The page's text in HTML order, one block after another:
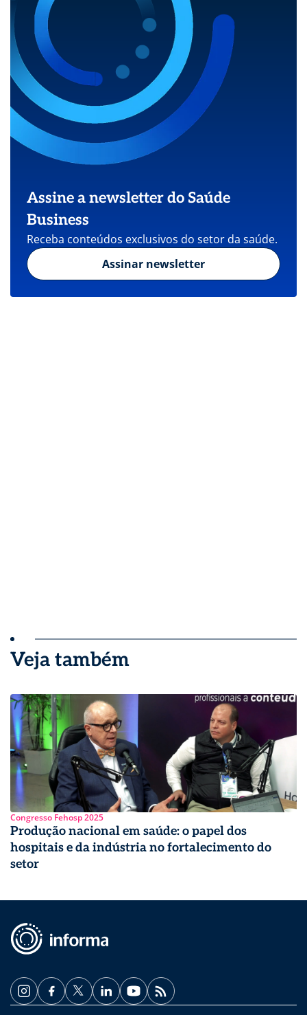
Assine a newsletter do Saúde
Business
Receba conteúdos exclusivos do setor da saúde.
Assinar newsletter
Veja também
Congresso Fehosp 2025
Produção nacional em saúde: o papel dos
hospitais e da indústria no fortalecimento do
setor